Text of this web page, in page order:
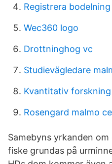
Registrera
Wec360 logo
Drottninghog vc
Studievägledare
Kvantitativ
Rosengard malmo
Samebyns yrkanden
fiske grundas på